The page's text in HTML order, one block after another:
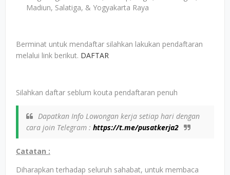
Madiun, Salatiga, & Yogyakarta Raya
Berminat untuk mendaftar silahkan lakukan pendaftaran
melalui link berikut. DAFTAR
Silahkan daftar seblum kouta pendaftaran penuh
Dapatkan Info Lowongan kerja setiap hari dengan
cara join Telegram : https://t.me/pusatkerja2
Catatan :
Diharapkan terhadap seluruh sahabat, untuk membaca